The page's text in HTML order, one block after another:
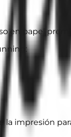
en papel
impresión